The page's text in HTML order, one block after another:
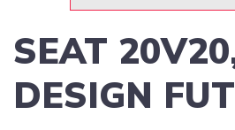
SEAT
DESIGN